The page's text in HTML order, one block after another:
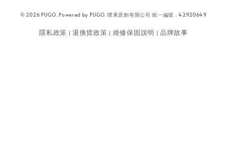
© 2026 PUGO. Powered by PUGO. 噗果原創有限公司 統一編號 : 42920649
隱私政策 |退換貨政策 | 維修保固說明 |品牌故事